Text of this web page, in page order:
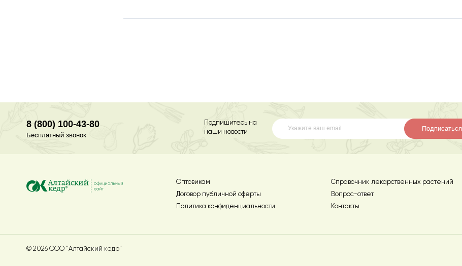
8 (800) 100-43-80
Бесплатный звонок
Подпишитесь на
наши новости
Подписаться
Оптовикам
Договор публичной оферты
Политика конфиденциальности
Справочник лекарственных растений
Вопрос-ответ
Контакты
© 2026 ООО "Алтайский кедр"